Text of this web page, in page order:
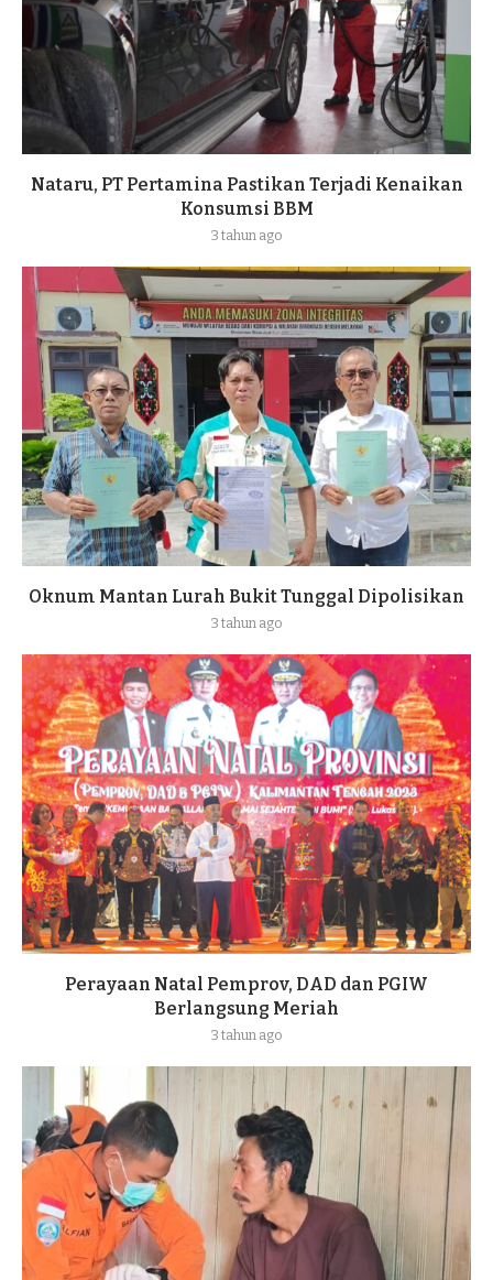
Nataru, PT Pertamina Pastikan Terjadi Kenaikan
Konsumsi BBM
3 tahun ago
Oknum Mantan Lurah Bukit Tunggal Dipolisikan
3 tahun ago
Perayaan Natal Pemprov, DAD dan PGIW
Berlangsung Meriah
3 tahun ago